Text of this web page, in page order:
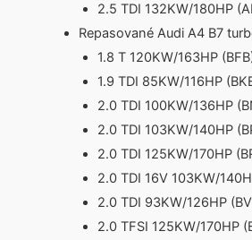
2.5 TDI 132KW/180HP
Repasované Audi A4 B7
1.8 T 120KW/163HP
1.9 TDI 85KW/116HP
2.0 TDI 100KW/136HP
2.0 TDI 103KW/140HP
2.0 TDI 125KW/170HP
2.0 TDI 16V 103KW/
2.0 TDI 93KW/126HP
2.0 TFSI 125KW/170HP